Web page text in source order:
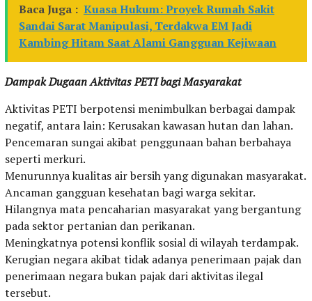
Baca Juga : Kuasa Hukum: Proyek Rumah Sakit
Sandai Sarat Manipulasi, Terdakwa EM Jadi
Kambing Hitam Saat Alami Gangguan Kejiwaan
Dampak Dugaan Aktivitas PETI bagi Masyarakat
Aktivitas PETI berpotensi menimbulkan berbagai dampak
negatif, antara lain: Kerusakan kawasan hutan dan lahan.
Pencemaran sungai akibat penggunaan bahan berbahaya
seperti merkuri.
Menurunnya kualitas air bersih yang digunakan masyarakat.
Ancaman gangguan kesehatan bagi warga sekitar.
Hilangnya mata pencaharian masyarakat yang bergantung
pada sektor pertanian dan perikanan.
Meningkatnya potensi konflik sosial di wilayah terdampak.
Kerugian negara akibat tidak adanya penerimaan pajak dan
penerimaan negara bukan pajak dari aktivitas ilegal
tersebut.